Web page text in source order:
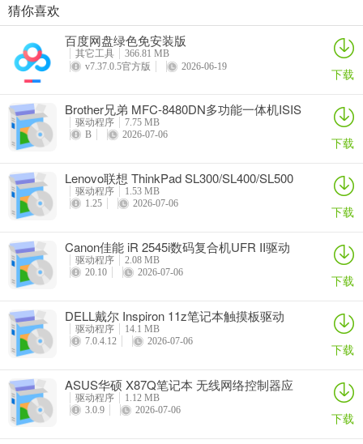
奥睿科PAS3062-2E/PAS3062-2S/PAS3064-2S2E系列扩展卡驱动
详情
Canon佳能 PowerShot A310 WIA驱动
详情
AMD Mobility Radeon HD 2000/HD 3000/HD 4000/HD 5000系列移动显卡催化剂驱动
映泰Hi-Fi H77S 5.x主板BIOS
猜你喜欢
百度网盘绿色免安装版
其它工具
366.81 MB
v7.37.0.5官方版
2026-06-19 下载
Brother兄弟 MFC-8480DN多功能一体机ISIS
驱动
驱动程序
7.75 MB
B
2026-07-06 下载
Lenovo联想 ThinkPad SL300/SL400/SL500
笔记本BIOS
驱动程序
1.53 MB
1.25
2026-07-06 下载
Canon佳能 iR 2545i数码复合机UFR II驱动
驱动程序
2.08 MB
20.10
2026-07-06 下载
DELL戴尔 Inspiron 11z笔记本触摸板驱动
驱动程序
14.1 MB
7.0.4.12
2026-07-06 下载
ASUS华硕 X87Q笔记本 无线网络控制器应
用程序
驱动程序
1.12 MB
3.0.9
2026-07-06 下载